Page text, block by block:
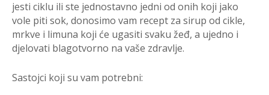
jesti ciklu ili ste jednostavno jedni od onih koji jako
vole piti sok, donosimo vam recept za sirup od cikle,
mrkve i limuna koji će ugasiti svaku žeđ, a ujedno i
djelovati blagotvorno na vaše zdravlje.
Sastojci koji su vam potrebni: